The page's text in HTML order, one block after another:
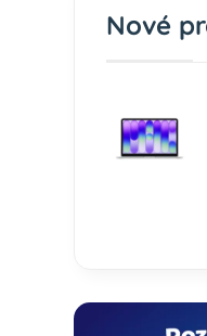
Nové